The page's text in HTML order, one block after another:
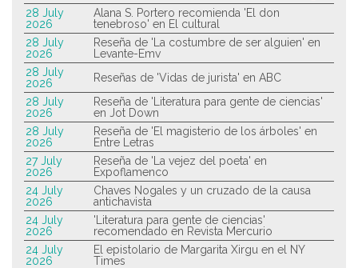
28 July
2026
Alana S. Portero recomienda 'El don
tenebroso' en El cultural
28 July
2026
Reseña de 'La costumbre de ser alguien' en
Levante-Emv
28 July
2026
Reseñas de 'Vidas de jurista' en ABC
28 July
2026
Reseña de 'Literatura para gente de ciencias'
en Jot Down
28 July
2026
Reseña de 'El magisterio de los árboles' en
Entre Letras
27 July
2026
Reseña de 'La vejez del poeta' en
Expoflamenco
24 July
2026
Chaves Nogales y un cruzado de la causa
antichavista
24 July
2026
'Literatura para gente de ciencias'
recomendado en Revista Mercurio
24 July
2026
El epistolario de Margarita Xirgu en el NY
Times